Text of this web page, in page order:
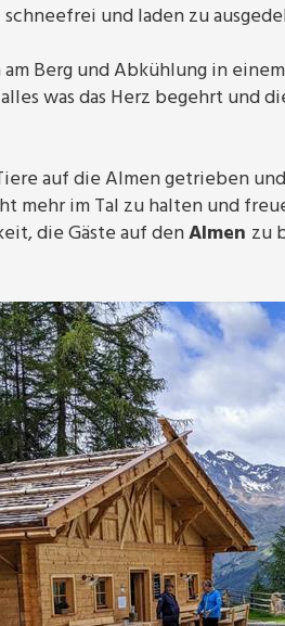
schneefrei und laden zu
Berg und Abkühlung in
was das Herz begehrt und
auf die Almen getrieben
mehr im Tal zu halten und
die Gäste auf denAlmen zu